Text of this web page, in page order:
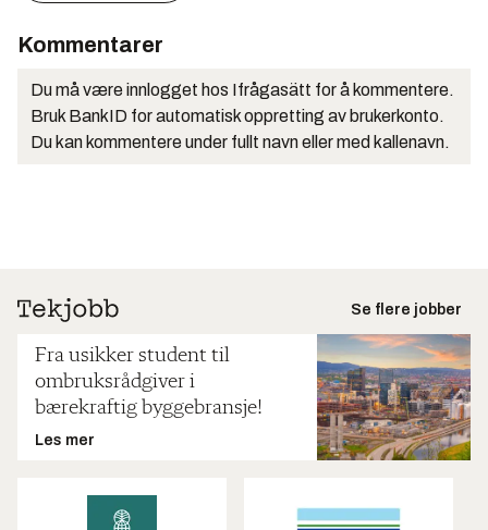
Kommentarer
Du må være innlogget hos Ifrågasätt for å kommentere.
Bruk BankID for automatisk oppretting av brukerkonto.
Du kan kommentere under fullt navn eller med kallenavn.
Se flere jobber
Fra usikker student til
ombruksrådgiver i
bærekraftig byggebransje!
Les mer